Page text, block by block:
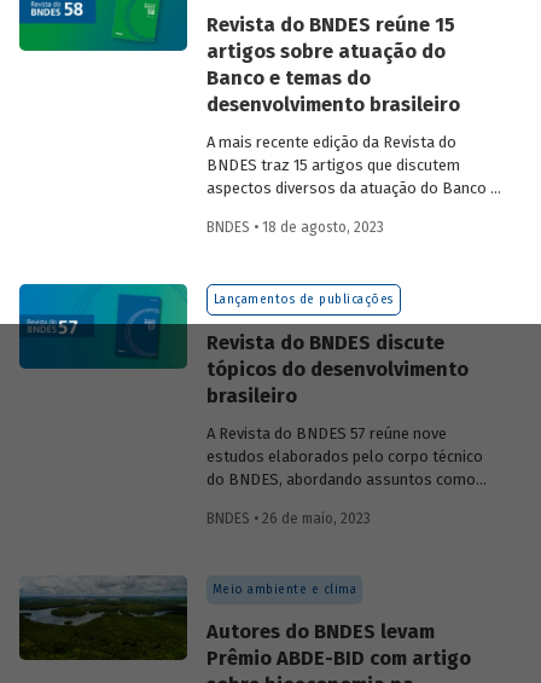
Revista do BNDES reúne 15
artigos sobre atuação do
Banco e temas do
desenvolvimento brasileiro
A mais recente edição da Revista do
BNDES traz 15 artigos que discutem
aspectos diversos da atuação do Banco e
nacional.
BNDES • 18 de agosto, 2023
Lançamentos de publicações
Revista do BNDES discute
tópicos do desenvolvimento
brasileiro
A Revista do BNDES 57 reúne nove
estudos elaborados pelo corpo técnico
do BNDES, abordando assuntos como
saúde no território da Amazônia Legal,
BNDES • 26 de maio, 2023
Meio ambiente e clima
Autores do BNDES levam
Prêmio ABDE-BID com artigo